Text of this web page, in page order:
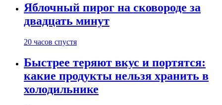
Яблочный пирог на сковороде за
двадцать минут
20 часов спустя
Быстрее теряют вкус и портятся:
какие продукты нельзя хранить в
холодильнике